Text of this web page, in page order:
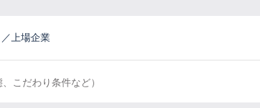
上場企業
こだわり条件など）